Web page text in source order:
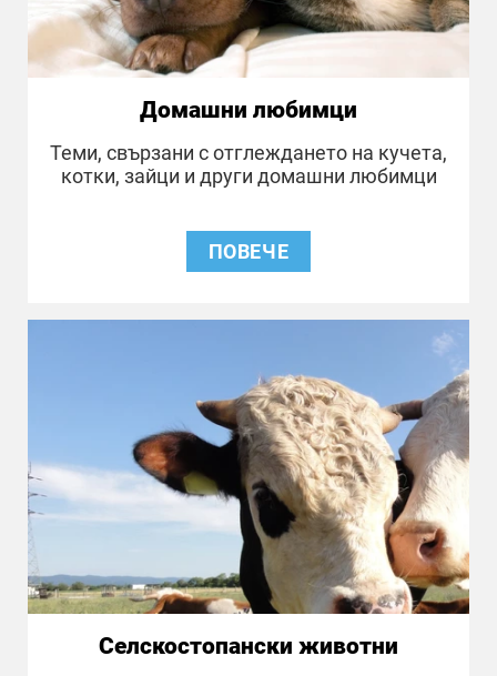
Домашни любимци
Теми, свързани с отглеждането на кучета,
котки, зайци и други домашни любимци
ПОВЕЧЕ
Селскостопански животни